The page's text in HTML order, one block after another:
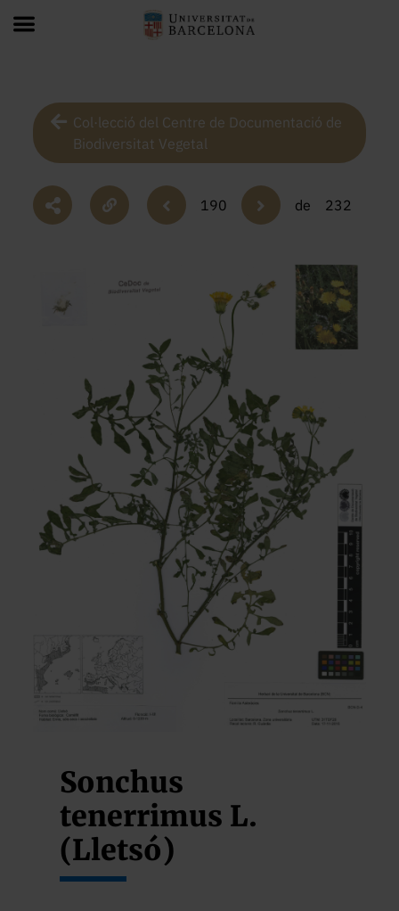
Col·lecció del Centre de Documentació de
Biodiversitat Vegetal
190 de 232
Sonchus
tenerrimus L.
(Lletsó)